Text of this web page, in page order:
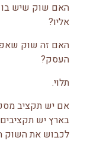
האם שוק שיש בו
אליו?
האם זה שוק
העסק?
תלוי.
אם יש תקציב
בארץ יש
לכבוש את השוק